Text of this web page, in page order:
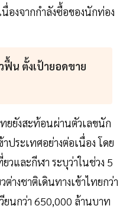
องจากกำลังซื้อของนักท่อง
ฟื้น ตั้งเป้ายอดขาย
ยยังสะท้อนผ่านตัวเลขนัก
ประเทศอย่างต่อเนื่อง โดย
วและกีฬา ระบุว่าในช่วง 5
างชาติเดินทางเข้าไทยกว่า
ยนกว่า 650,000 ล้านบาท